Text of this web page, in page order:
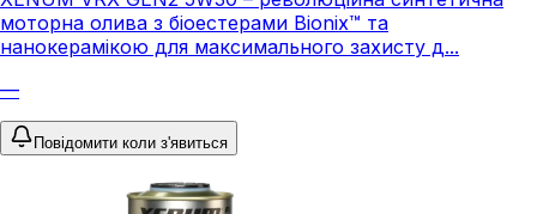
моторна олива з біоестерами Bionix™ та
нанокерамікою для максимального захисту д...
—
Повідомити коли з'явиться